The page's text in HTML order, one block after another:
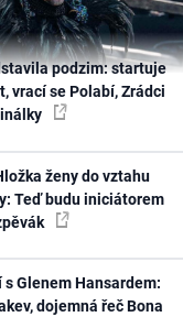
podzim: startuje
vrací se Polabí, Zrádci
ženy do vztahu
Teď budu iniciátorem
s Glenem Hansardem:
dojemná řeč Bona